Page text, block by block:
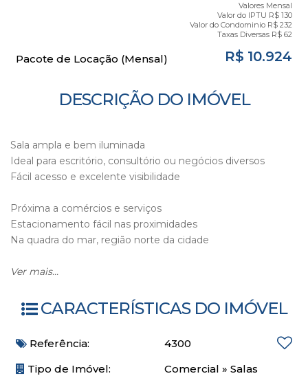
Valores Mensal
Valor do IPTU R$ 130
Valor do Condominio R$ 232
Taxas Diversas R$ 62
R$ 10.924
Pacote de Locação (Mensal)
DESCRIÇÃO DO IMÓVEL
Sala ampla e bem iluminada
Ideal para escritório, consultório ou negócios diversos
Fácil acesso e excelente visibilidade
Próxima a comércios e serviços
Estacionamento fácil nas proximidades
Na quadra do mar, região norte da cidade
62,98m² privativos
Lavabo
Agende uma visita!
Ver mais...
CARACTERÍSTICAS DO IMÓVEL
Referência:
4300
Tipo de Imóvel:
Comercial » Salas